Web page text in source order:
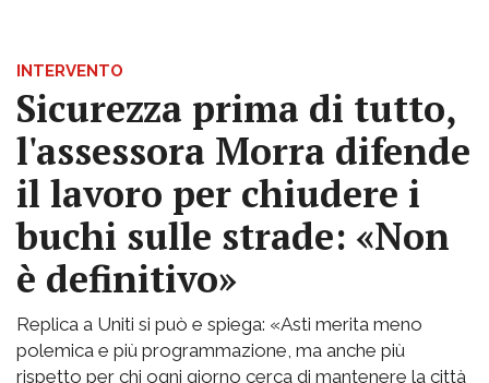
INTERVENTO
Sicurezza prima di tutto,
l'assessora Morra difende
il lavoro per chiudere i
buchi sulle strade: «Non
è definitivo»
Replica a Uniti si può e spiega: «Asti merita meno
polemica e più programmazione, ma anche più
rispetto per chi ogni giorno cerca di mantenere la città